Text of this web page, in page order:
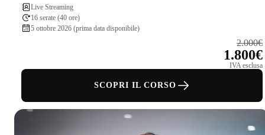
Live Streaming
16 serate (40 ore)
5 ottobre 2026 (prima data disponibile)
2.000€
1.800€
IVA esclusa
SCOPRI IL CORSO